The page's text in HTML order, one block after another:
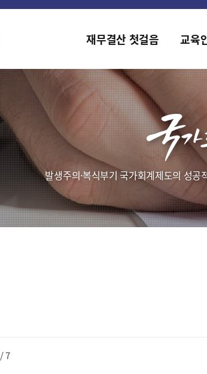
홈페이지가 새롭
재무결산 첫걸음 교육
발생주의·복식부기 국가회계제도의 성
/ 7